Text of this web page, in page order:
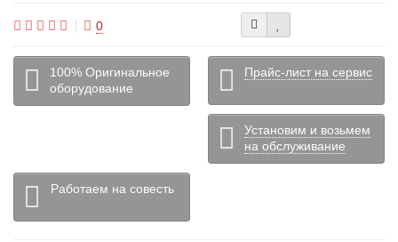
0
100% Оригинальное
оборудование
Прайс-лист на сервис
Установим и возьмем
на обслуживание
Работаем на совесть